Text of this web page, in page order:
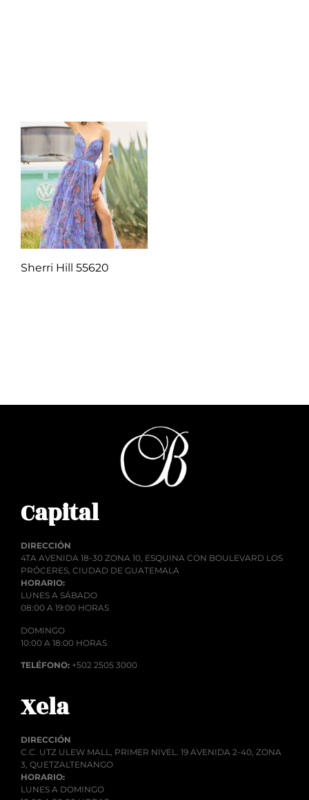
Sherri Hill 55620
Capital
DIRECCIÓN
4TA AVENIDA 18-30 ZONA 10, ESQUINA CON BOULEVARD LOS
PRÓCERES, CIUDAD DE GUATEMALA
HORARIO:
LUNES A SÁBADO
08:00 A 19:00 HORAS
DOMINGO
10:00 A 18:00 HORAS
TELÉFONO: +502 2505 3000
Xela
DIRECCIÓN
C.C. UTZ ULEW MALL, PRIMER NIVEL. 19 AVENIDA 2-40, ZONA
3, QUETZALTENANGO
HORARIO:
LUNES A DOMINGO